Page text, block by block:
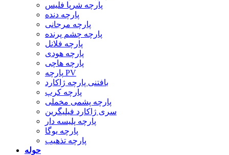
پارچه شرپا فلیس
پارچه دنده
پارچه مرجانی
پارچه چشم پرنده
پارچه فلانل
پارچه هودی
پارچه هاچی
پارچه PV
بافتنی پارچه ژاکارد
پارچه کرپ
پارچه پشمی مخملی
سری ژاکارد فیلیگرین
پارچه پلیسه دار
پارچه یوگا
پارچه تذهیب
حوله